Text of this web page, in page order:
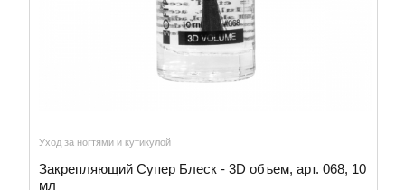
Уход за ногтями и кутикулой
Закрепляющий Супер Блеск - 3D объем, арт. 068, 10
мл